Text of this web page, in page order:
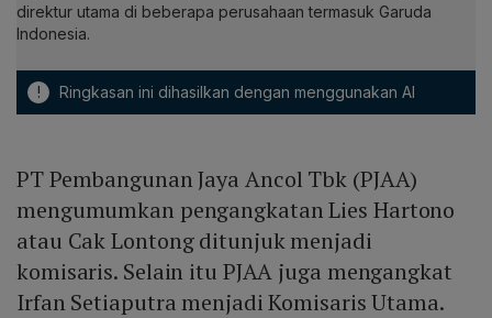
direktur utama di beberapa perusahaan termasuk Garuda
Indonesia.
! Ringkasan ini dihasilkan dengan menggunakan AI
PT Pembangunan Jaya Ancol Tbk (PJAA)
mengumumkan pengangkatan Lies Hartono
atau Cak Lontong ditunjuk menjadi
komisaris. Selain itu PJAA juga mengangkat
Irfan Setiaputra menjadi Komisaris Utama.